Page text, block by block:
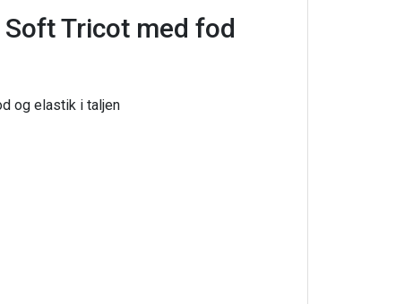
Tricot med fod
og elastik i taljen